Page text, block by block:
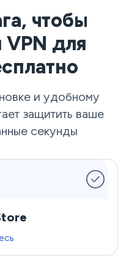
чтобы
VPN для
и удобному
защитить ваше
секунды